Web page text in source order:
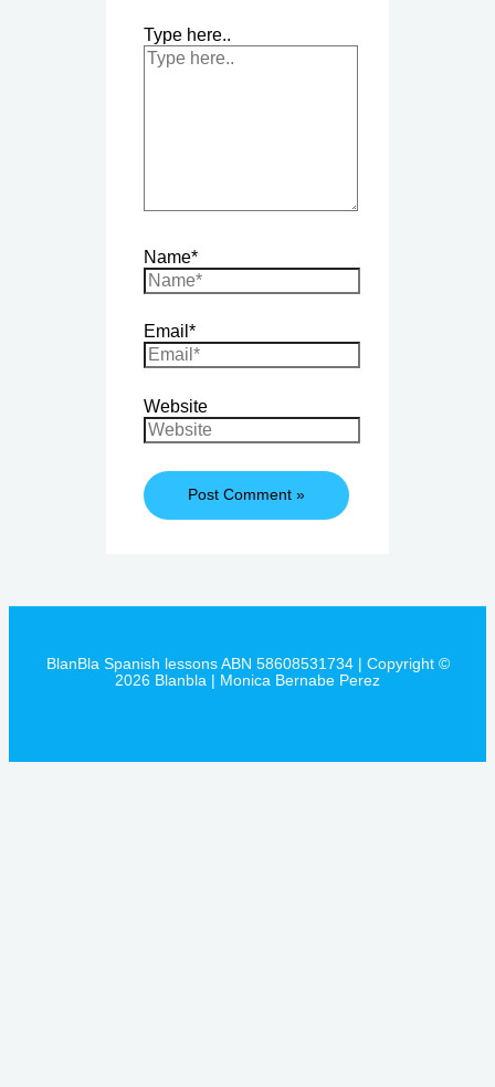
Type here..
Name*
Email*
Website
BlanBla Spanish lessons ABN 58608531734 | Copyright ©
2026 Blanbla | Monica Bernabe Perez